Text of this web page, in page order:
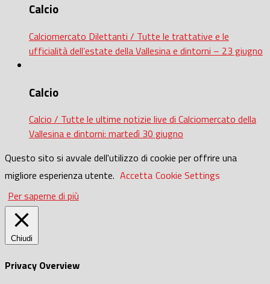
Calcio
Calciomercato Dilettanti / Tutte le trattative e le
ufficialità dell’estate della Vallesina e dintorni – 23 giugno
Calcio
Calcio / Tutte le ultime notizie live di Calciomercato della
Vallesina e dintorni: martedì 30 giugno
Questo sito si avvale dell'utilizzo di cookie per offrire una
migliore esperienza utente. Accetta Cookie Settings
Per saperne di più
Chiudi
Privacy Overview